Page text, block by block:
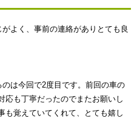
よく、事前の連絡がありとても良
は今回で2度目です。前回の車の
応も丁寧だったのでまたお願いし
も覚えていてくれて、とても嬉し